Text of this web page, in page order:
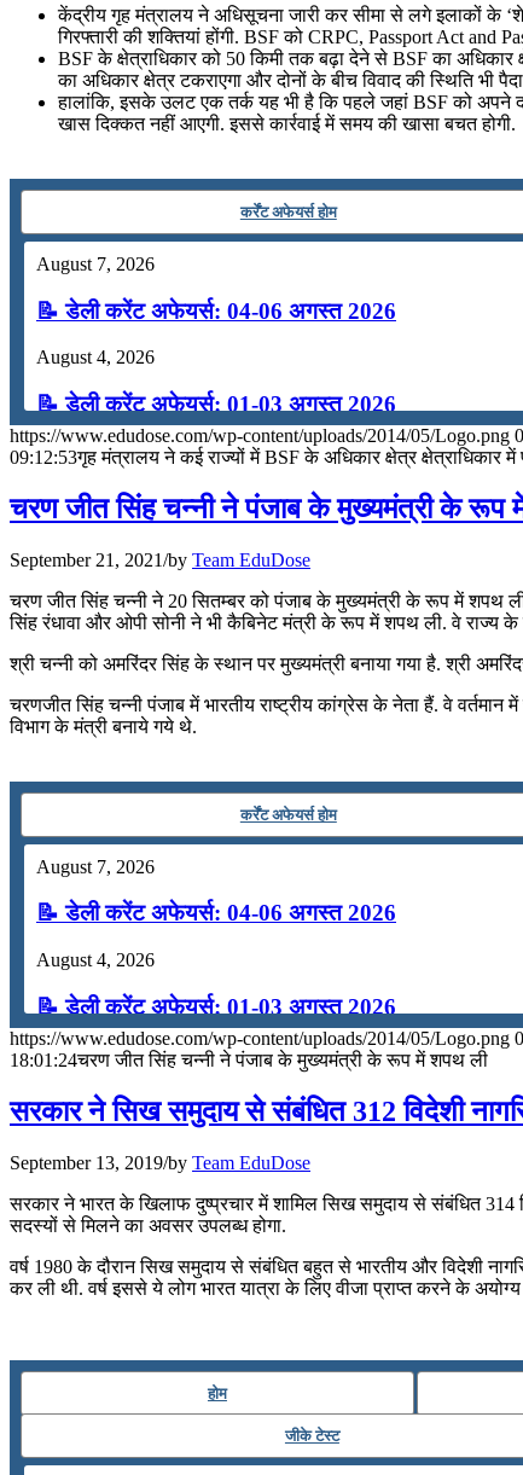
📝 डेली करेंट अफेयर्स: 16-18 जुलाई 2026
केंद्रीय गृह मंत्रालय ने अधिसूचना जारी कर सीमा से लगे इलाकों के
गिरफ्तारी की शक्तियां होंगी. BSF को CRPC, Passport Act
BSF के क्षेत्राधिकार को 50 किमी तक बढ़ा देने से BSF का
का अधिकार क्षेत्र टकराएगा और दोनों के बीच विवाद की स्थिति भी
हालांकि, इसके उलट एक तर्क यह भी है कि पहले जहां BSF को अपने
खास दिक्कत नहीं आएगी. इससे कार्रवाई में समय की खासा बचत होगी.
कर्रेंट अफेयर्स होम
August 7, 2026
📝 डेली करेंट अफेयर्स: 04-06 अगस्त 2026
August 4, 2026
📝 डेली करेंट अफेयर्स: 01-03 अगस्त 2026
July 31, 2026
📝 डेली करेंट अफेयर्स: 28-31 जुलाई 2026
📝 डेली करेंट अफेयर्स: 25-27 जुलाई 2026
📝 डेली करेंट अफेयर्स: 22-24 जुलाई 2026
July 22, 2026
📝 डेली करेंट अफेयर्स: 19-21 जुलाई 2026
📝 डेली करेंट अफेयर्स: 16-18 जुलाई 2026
https://www.edudose.com/wp-content/uploads/2014/05/Logo.png 0
09:12:53गृह मंत्रालय ने कई राज्यों में BSF के अधिकार क्षेत्र क्षेत्राधिकार में
चरण जीत सिंह चन्‍नी ने पंजाब के मुख्‍यमंत्री के रूप
September 21, 2021/by Team EduDose
चरण जीत सिंह चन्‍नी ने 20 सितम्बर को पंजाब के मुख्‍यमंत्री के रूप में शपथ
सिंह रंधावा और ओपी सोनी ने भी कैबिनेट मंत्री के रूप में शपथ ली. वे राज्‍य के
श्री चन्‍नी को अमरिंदर सिंह के स्‍थान पर मुख्‍यमंत्री बनाया गया है. श्री
चरणजीत सिंह चन्नी पंजाब में भारतीय राष्ट्रीय कांग्रेस के नेता हैं. वे
विभाग के मंत्री बनाये गये थे.
कर्रेंट अफेयर्स होम
August 7, 2026
📝 डेली करेंट अफेयर्स: 04-06 अगस्त 2026
August 4, 2026
📝 डेली करेंट अफेयर्स: 01-03 अगस्त 2026
July 31, 2026
📝 डेली करेंट अफेयर्स: 28-31 जुलाई 2026
📝 डेली करेंट अफेयर्स: 25-27 जुलाई 2026
📝 डेली करेंट अफेयर्स: 22-24 जुलाई 2026
📝 डेली करेंट अफेयर्स: 19-21 जुलाई 2026
https://www.edudose.com/wp-content/uploads/2014/05/Logo.png 0
18:01:24चरण जीत सिंह चन्‍नी ने पंजाब के मुख्‍यमंत्री के रूप में शपथ ली
सरकार ने सिख समुदाय से संबंधित 312 विदेशी
September 13, 2019/by Team EduDose
सरकार ने भारत के खिलाफ दुष्‍प्रचार में शामिल सिख समुदाय से संबंधित 314
सदस्‍यों से मिलने का अवसर उपलब्‍ध होगा.
वर्ष 1980 के दौरान सिख समुदाय से संबंधित बहुत से भारतीय और विदेशी
कर ली थी. वर्ष इससे ये लोग भारत यात्रा के लिए वीजा प्राप्‍त करने के
होम
जीके टेस्ट